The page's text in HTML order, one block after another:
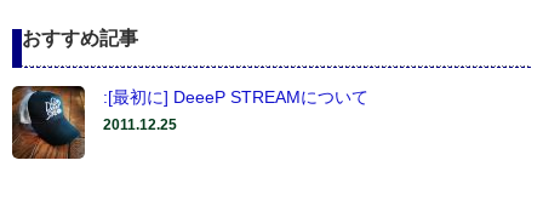
おすすめ記事
:[最初に] DeeeP STREAMについて
2011.12.25